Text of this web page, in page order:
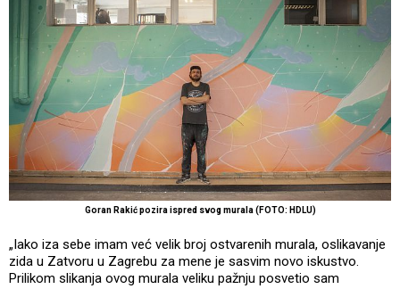
Goran Rakić pozira ispred svog murala (FOTO: HDLU)
„Iako iza sebe imam već velik broj ostvarenih murala, oslikavanje
zida u Zatvoru u Zagrebu za mene je sasvim novo iskustvo.
Prilikom slikanja ovog murala veliku pažnju posvetio sam